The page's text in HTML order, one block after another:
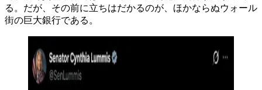
る。だが、その前に立ちはだかるのが、ほかならぬウォール
街の巨大銀行である。